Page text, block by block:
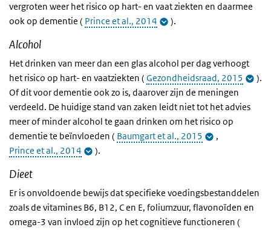
vergroten weer het risico op hart- en vaat ziekten en daarmee
ook op dementie ( Prince et al., 2014 ).
Alcohol
Het drinken van meer dan een glas alcohol per dag verhoogt
het risico op hart- en vaatziekten ( Gezondheidsraad, 2015
).
Of dit voor dementie ook zo is, daarover zijn de meningen
verdeeld. De huidige stand van zaken leidt niet tot het advies
meer of minder alcohol te gaan drinken om het risico op
dementie te beïnvloeden ( Baumgart et al., 2015
,
Prince et al., 2014
).
Dieet
Er is onvoldoende bewijs dat specifieke voedingsbestanddelen
zoals de vitamines B6, B12, C en E, foliumzuur, flavonoïden en
omega-3 van invloed zijn op het cognitieve functioneren (